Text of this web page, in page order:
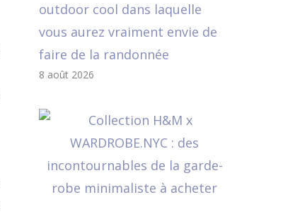
outdoor cool dans laquelle
vous aurez vraiment envie de
faire de la randonnée
8 août 2026